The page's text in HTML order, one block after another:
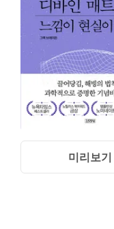
미리보기